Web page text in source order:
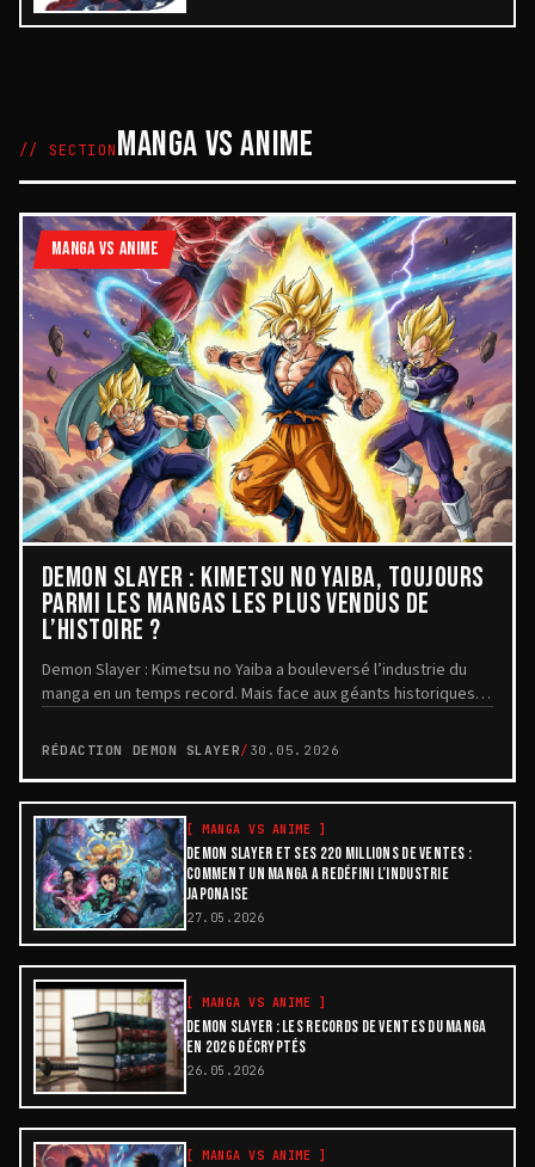
// SECTIONMANGA VS ANIME
MANGA VS ANIME
DEMON SLAYER : KIMETSU NO YAIBA, TOUJOURS
PARMI LES MANGAS LES PLUS VENDUS DE
L’HISTOIRE ?
Demon Slayer : Kimetsu no Yaiba a bouleversé l’industrie du
manga en un temps record. Mais face aux géants historiques
RÉDACTION DEMON SLAYER/ 30.05.2026
[ MANGA VS ANIME ]
DEMON SLAYER ET SES 220 MILLIONS DE VENTES :
COMMENT UN MANGA A REDÉFINI L’INDUSTRIE
JAPONAISE
27.05.2026
[ MANGA VS ANIME ]
DEMON SLAYER : LES RECORDS DE VENTES DU MANGA
EN 2026 DÉCRYPTÉS
26.05.2026
[ MANGA VS ANIME ]